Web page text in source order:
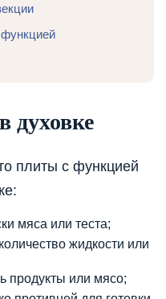
духовке
плиты с функцией
мяса или теста;
жидкости или
продукты или мясо;